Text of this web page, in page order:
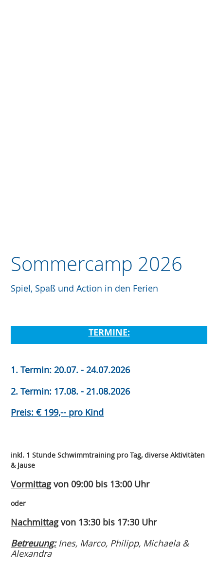
Sommercamp 2026
Spiel, Spaß und Action in den Ferien
TERMINE:
1. Termin: 20.07. - 24.07.2026
2. Termin: 17.08. - 21.08.2026
Preis: € 199,-- pro Kind
inkl. 1 Stunde Schwimmtraining pro Tag, diverse Aktivitäten
& Jause
Vormittagvon 09:00 bis 13:00 Uhr
oder
Nachmittagvon 13:30 bis 17:30 Uhr
Betreuung: Ines, Marco, Philipp, Michaela &
Alexandra